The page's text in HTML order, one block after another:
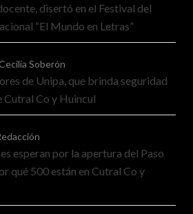
disertó en el Festival del
“El Mundo en Letras”
Soberón
de Unipa, que brinda seguridad
Cutral Co y Huincul
esperan por la apertura del Paso
qué 500 están en Cutral Co y